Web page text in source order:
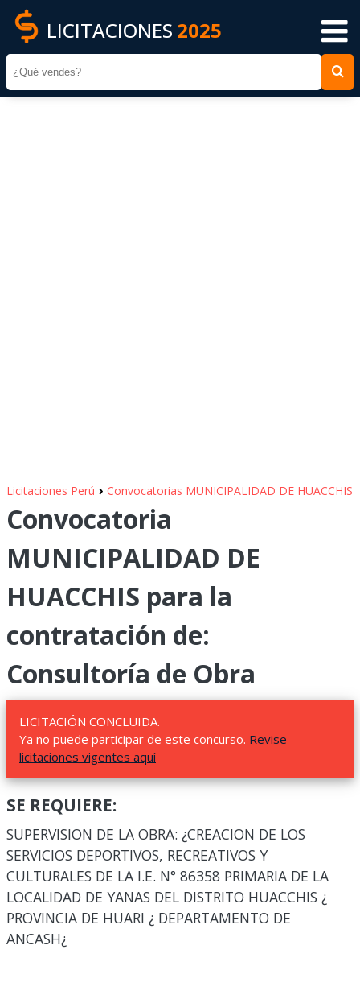
LICITACIONES 2025
Licitaciones Perú › Convocatorias MUNICIPALIDAD DE HUACCHIS
Convocatoria
MUNICIPALIDAD DE
HUACCHIS para la
contratación de:
Consultoría de Obra
LICITACIÓN CONCLUIDA.
Ya no puede participar de este concurso. Revise
licitaciones vigentes aquí
SE REQUIERE:
SUPERVISION DE LA OBRA: ¿CREACION DE LOS
SERVICIOS DEPORTIVOS, RECREATIVOS Y
CULTURALES DE LA I.E. N° 86358 PRIMARIA DE LA
LOCALIDAD DE YANAS DEL DISTRITO HUACCHIS ¿
PROVINCIA DE HUARI ¿ DEPARTAMENTO DE
ANCASH¿